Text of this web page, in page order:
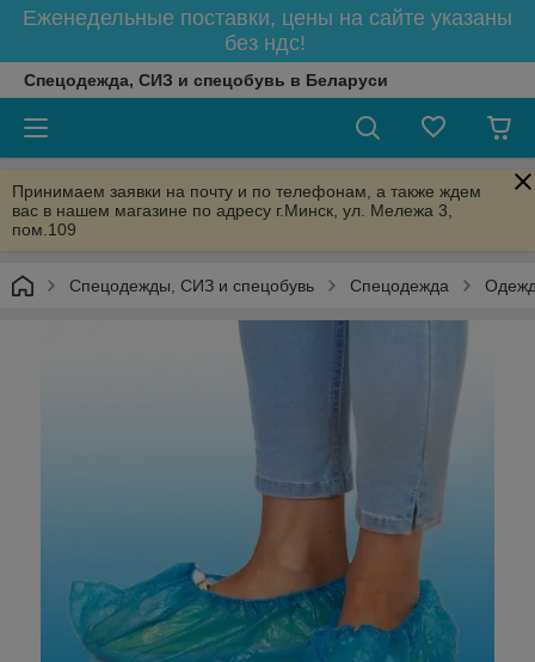
Еженедельные поставки, цены на сайте указаны
без ндс!
Спецодежда, СИЗ и спецобувь в Беларуси
Принимаем заявки на почту и по телефонам, а также ждем
вас в нашем магазине по адресу г.Минск, ул. Мележа 3,
пом.109
Спецодежды, СИЗ и спецобувь Спецодежда